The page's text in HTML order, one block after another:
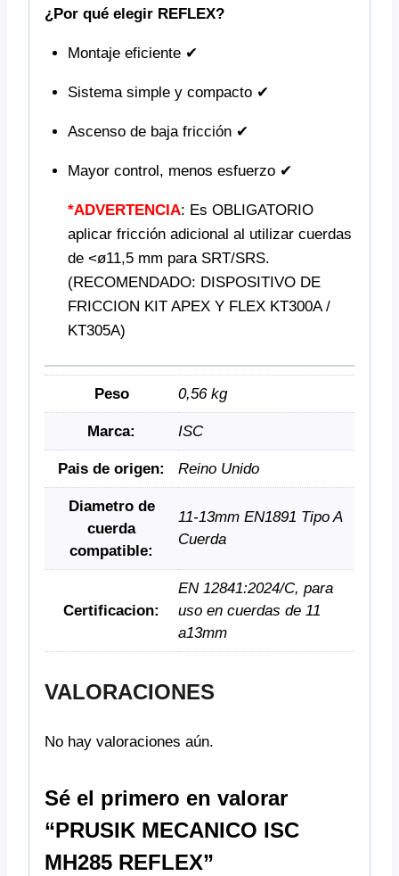
¿Por qué elegir REFLEX?
Montaje eficiente ✔
Sistema simple y compacto ✔
Ascenso de baja fricción ✔
Mayor control, menos esfuerzo ✔
*ADVERTENCIA: Es OBLIGATORIO
aplicar fricción adicional al utilizar cuerdas
de <ø11,5 mm para SRT/SRS.
(RECOMENDADO: DISPOSITIVO DE
FRICCION KIT APEX Y FLEX KT300A /
KT305A)
Peso 0,56 kg
Marca: ISC
Pais de origen: Reino Unido
Diametro de
cuerda
compatible:
11-13mm EN1891 Tipo A
Cuerda
Certificacion:
EN 12841:2024/C, para
uso en cuerdas de 11
a13mm
VALORACIONES
No hay valoraciones aún.
Sé el primero en valorar
“PRUSIK MECANICO ISC
MH285 REFLEX”